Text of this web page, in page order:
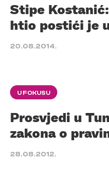
Stipe
htio postići je
20.08.2014.
U FOKUSU
Prosvjedi u
zakona o
28.08.2012.